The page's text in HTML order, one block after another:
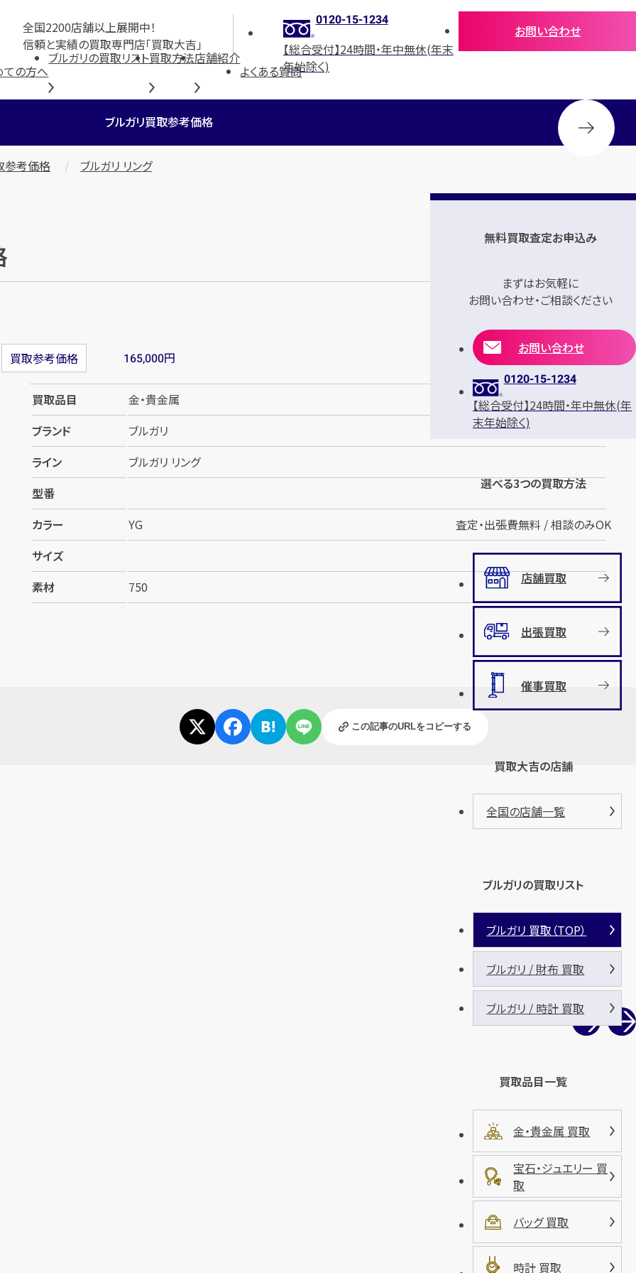
全国2200店舗以上展開中！
信頼と実績の買取専門店「買取大吉」
0120-15-1234
【総合受付】24時間・年中無休(年末
年始除く)
お問い合わせ
ての方へ
ブルガリの買取リスト買取方法店舗紹介
よくある質問
ブルガリ買取参考価格
参考価格 ブルガリ リング
買取参考価格 165,000円
買取品目
金・貴金属
ブランド
ブルガリ
ライン
ブルガリ リング
型番
カラー
YG
サイズ
素材
750
この記事のURLをコピーする
無料買取査定お申込み
まずはお気軽に
お問い合わせ・ご相談ください
お問い合わせ
0120-15-1234
【総合受付】24時間・年中無休(年
末年始除く)
選べる3つの買取方法
査定・出張費無料 / 相談のみOK
店舗買取
出張買取
催事買取
買取大吉の店舗
全国の店舗一覧
ブルガリの買取リスト
ブルガリ 買取（TOP）
ブルガリ / 財布 買取
ブルガリ / 時計 買取
買取品目一覧
金・貴金属 買取
宝石・ジュエリー 買
取
バッグ 買取
時計 買取